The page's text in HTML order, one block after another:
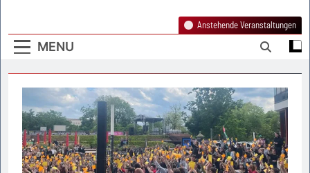
MENU
Anstehende Veranstaltungen